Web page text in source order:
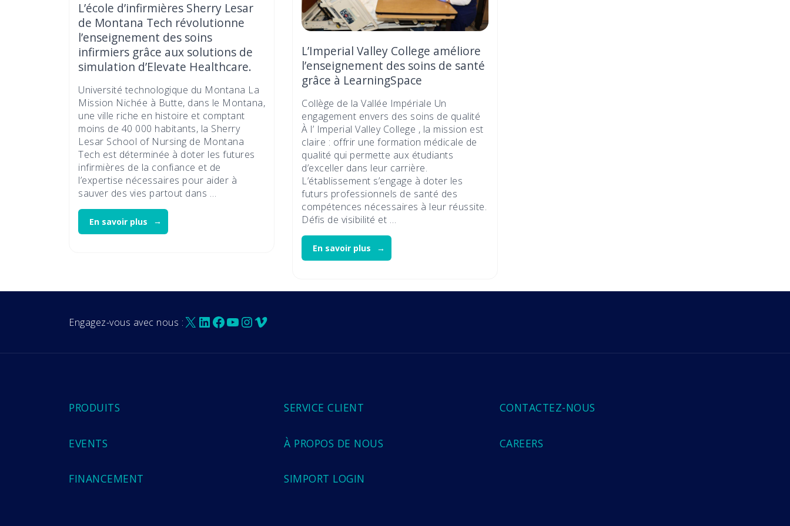
L’école d’infirmières Sherry Lesar
de Montana Tech révolutionne
l’enseignement des soins
infirmiers grâce aux solutions de
simulation d’Elevate Healthcare.
Université technologique du Montana La
Mission Nichée à Butte, dans le Montana,
une ville riche en histoire et comptant
moins de 40 000 habitants, la Sherry
Lesar School of Nursing de Montana
Tech est déterminée à doter les futures
infirmières de la confiance et de
l’expertise nécessaires pour aider à
sauver des vies partout dans …
En savoir plus
L’Imperial Valley College améliore
l’enseignement des soins de santé
grâce à LearningSpace
Collège de la Vallée Impériale Un
engagement envers des soins de qualité
À l’ Imperial Valley College , la mission est
claire : offrir une formation médicale de
qualité qui permette aux étudiants
d’exceller dans leur carrière.
L’établissement s’engage à doter les
futurs professionnels de santé des
compétences nécessaires à leur réussite.
Défis de visibilité et …
En savoir plus
Engagez-vous avec nous :X LinkedIn
Facebook
YouTube
Instagram
Vimeo
PRODUITS SERVICE CLIENT CONTACTEZ-NOUS
EVENTS À PROPOS DE NOUS CAREERS
FINANCEMENT SIMPORT LOGIN